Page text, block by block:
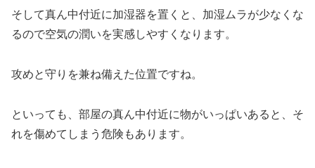
そして真ん中付近に加湿器を置くと、加湿ムラが少なくな
るので空気の潤いを実感しやすくなります。
攻めと守りを兼ね備えた位置ですね。
といっても、部屋の真ん中付近に物がいっぱいあると、そ
れを傷めてしまう危険もあります。